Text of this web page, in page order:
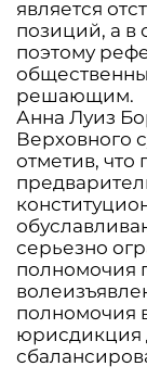
является
позиций, а в
поэтому
решающим.
Анна Луиз
Верховного
отметив, что
серьезно
полномочия
полномочия
юрисдикция